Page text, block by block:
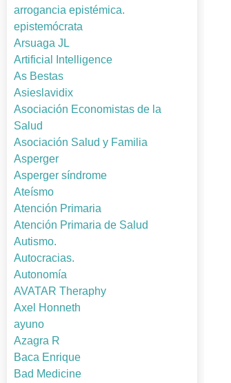
arrogancia epistémica.
epistemócrata
Arsuaga JL
Artificial Intelligence
As Bestas
Asieslavidix
Asociación Economistas de la
Salud
Asociación Salud y Familia
Asperger
Asperger síndrome
Ateísmo
Atención Primaria
Atención Primaria de Salud
Autismo.
Autocracias.
Autonomía
AVATAR Theraphy
Axel Honneth
ayuno
Azagra R
Baca Enrique
Bad Medicine